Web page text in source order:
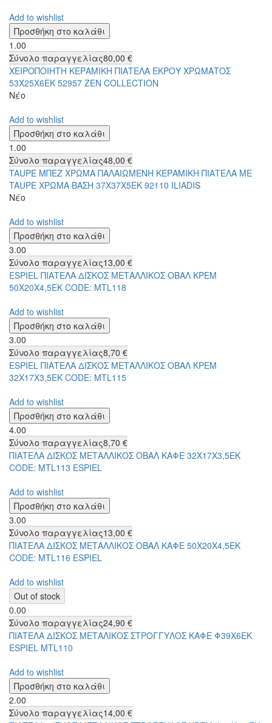
Add to wishlist
1.00
Σύνολο παραγγελίας80,00 €
ΧΕΙΡΟΠΟΙΗΤΗ ΚΕΡΑΜΙΚΗ ΠΙΑΤΕΛΑ ΕΚΡΟΥ ΧΡΩΜΑΤΟΣ
53Χ25Χ6ΕΚ 52957 ZEN COLLECTION
Νέο
Add to wishlist
1.00
Σύνολο παραγγελίας48,00 €
TAUPE ΜΠΕΖ ΧΡΩΜΑ ΠΑΛΑΙΩΜΕΝΗ ΚΕΡΑΜΙΚΗ ΠΙΑΤΕΛΑ ΜΕ
TAUPE ΧΡΩΜΑ ΒΑΣΗ 37Χ37Χ5ΕΚ 92110 ILIADIS
Νέο
Add to wishlist
3.00
Σύνολο παραγγελίας13,00 €
ESPIEL ΠΙΑΤΕΛΑ ΔΙΣΚΟΣ ΜΕΤΑΛΛΙΚΟΣ ΟΒΑΛ ΚΡΕΜ
50Χ20Χ4,5ΕΚ CODE: MTL118
Add to wishlist
3.00
Σύνολο παραγγελίας8,70 €
ESPIEL ΠΙΑΤΕΛΑ ΔΙΣΚΟΣ ΜΕΤΑΛΛΙΚΟΣ ΟΒΑΛ ΚΡΕΜ
32Χ17Χ3,5ΕΚ CODE: MTL115
Add to wishlist
4.00
Σύνολο παραγγελίας8,70 €
ΠΙΑΤΕΛΑ ΔΙΣΚΟΣ ΜΕΤΑΛΛΙΚΟΣ ΟΒΑΛ ΚΑΦΕ 32Χ17Χ3,5ΕΚ
CODE: MTL113 ESPIEL
Add to wishlist
3.00
Σύνολο παραγγελίας13,00 €
ΠΙΑΤΕΛΑ ΔΙΣΚΟΣ ΜΕΤΑΛΛΙΚΟΣ ΟΒΑΛ ΚΑΦΕ 50Χ20Χ4,5ΕΚ
CODE: MTL116 ESPIEL
Add to wishlist
0.00
Σύνολο παραγγελίας24,90 €
ΠΙΑΤΕΛΑ ΔΙΣΚΟΣ ΜΕΤΑΛΙΚΟΣ ΣΤΡΟΓΓΥΛΟΣ ΚΑΦΕ Φ39Χ6ΕΚ
ESPIEL MTL110
Add to wishlist
2.00
Σύνολο παραγγελίας14,00 €